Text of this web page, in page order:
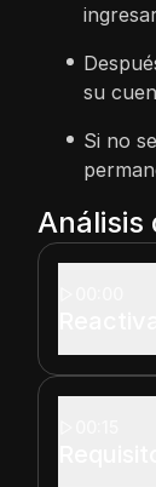
su
Si no
Análisis